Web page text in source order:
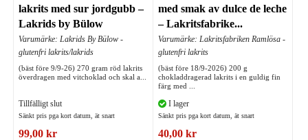
lakrits med sur jordgubb –
Lakrids by Bülow
Varumärke: Lakrids By Bülow -
glutenfri lakrits/lakrids
(bäst före 9/9-26) 270 gram röd lakrits
överdragen med vitchoklad och skal a...
Tillfälligt slut
Sänkt pris pga kort datum, ät snart
99,00 kr
med smak av dulce de leche
– Lakritsfabrike...
Varumärke: Lakritsfabriken Ramlösa -
glutenfri lakrits
(bäst före 18/9-2026) 200 g
chokladdragerad lakrits i en guldig fin
färg med ...
I lager
Sänkt pris pga kort datum, ät snart
40,00 kr